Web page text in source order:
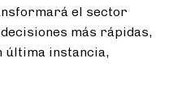
el sector
más rápidas,
última instancia,